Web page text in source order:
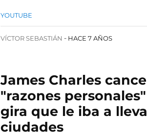
YOUTUBE
VÍCTOR SEBASTIÁN HACE 7 AÑOS
James Charles
"razones
gira que le iba a
ciudades